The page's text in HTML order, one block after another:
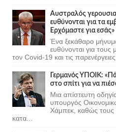
Αυστραλός
ευθύνονται για τα
Ερχόμαστε για εσάς»
Ένα ξεκάθαρο
ευθύνονται για τους
τον Covid-19 και τις
Γερμανός ΥΠΟΙΚ:
στο σπίτι για να
Μια απίστευτη
υπουργός
Χάμπεκ, καθώς τους
κατα...